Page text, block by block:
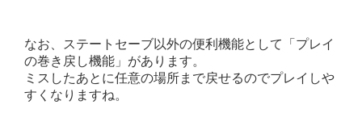
なお、ステートセーブ以外の便利機能として「プレイ
の巻き戻し機能」があります。
ミスしたあとに任意の場所まで戻せるのでプレイしや
すくなりますね。